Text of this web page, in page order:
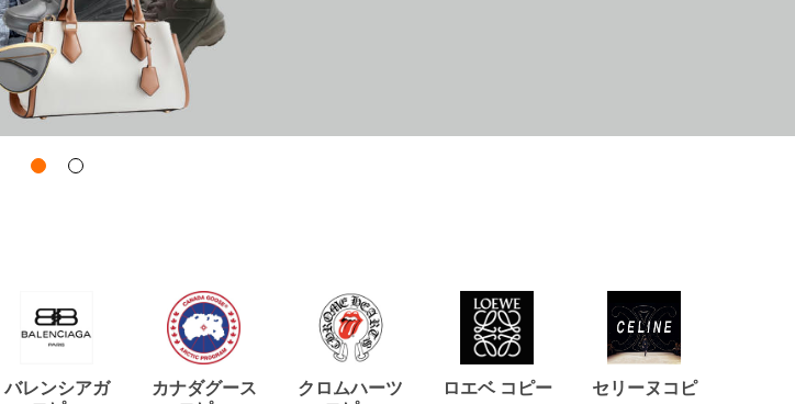
バレンシアガ
カナダグース
クロムハーツ
ロエベ コピー
セリーヌコピ